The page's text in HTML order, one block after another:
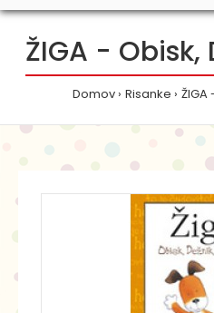
ŽIGA - Obisk,
Domov Risanke ŽIGA